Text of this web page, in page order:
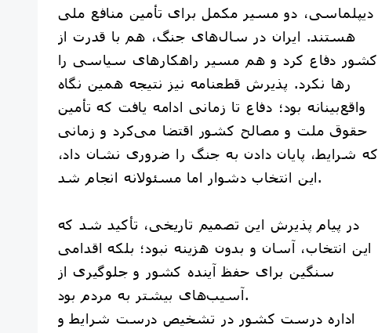
دیپلماسی، دو مسیر مکمل برای تأمین منافع ملی
هستند. ایران در سال‌های جنگ، هم با قدرت از
کشور دفاع کرد و هم مسیر راهکارهای سیاسی را
رها نکرد. پذیرش قطعنامه نیز نتیجه همین نگاه
واقع‌بینانه بود؛ دفاع تا زمانی ادامه یافت که تأمین
حقوق ملت و مصالح کشور اقتضا می‌کرد و زمانی
که شرایط، پایان دادن به جنگ را ضروری نشان داد،
این انتخاب دشوار اما مسئولانه انجام شد.
در پیام پذیرش این تصمیم تاریخی، تأکید شد که
این انتخاب، آسان و بدون هزینه نبود؛ بلکه اقدامی
سنگین برای حفظ آینده کشور و جلوگیری از
آسیب‌های بیشتر به مردم بود.
اداره درست کشور در تشخیص درست شرایط و